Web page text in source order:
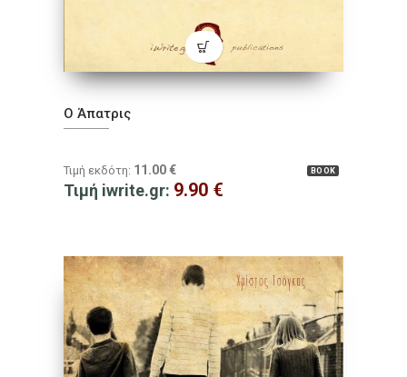
Ο Άπατρις
BOOK
Τιμή εκδότη: 11.00 €
Τιμή iwrite.gr: 9.90 €